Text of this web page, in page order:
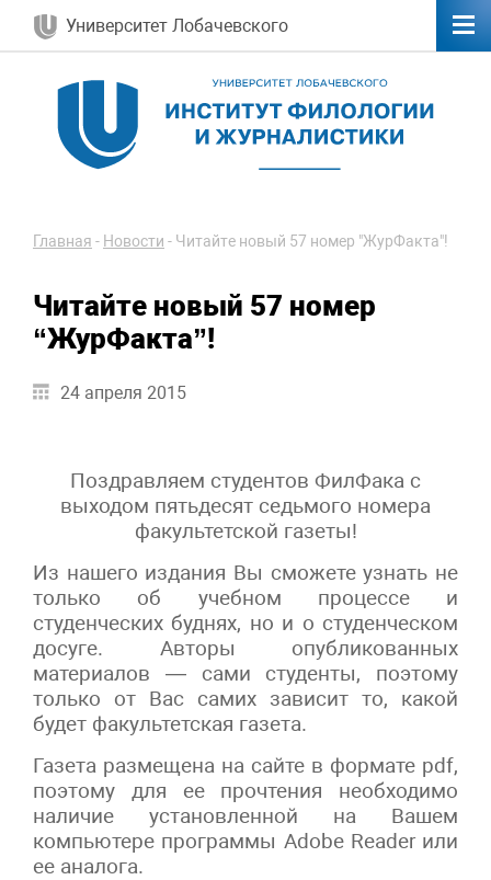
Университет Лобачевского
Главная - Новости - Читайте новый 57 номер "ЖурФакта"!
Читайте новый 57 номер
“ЖурФакта”!
24 апреля 2015
Поздравляем студентов ФилФака с
выходом пятьдесят седьмого номера
факультетской газеты!
Из нашего издания Вы сможете узнать не
только об учебном процессе и
студенческих буднях, но и о студенческом
досуге. Авторы опубликованных
материалов — сами студенты, поэтому
только от Вас самих зависит то, какой
будет факультетская газета.
Газета размещена на сайте в формате pdf,
поэтому для ее прочтения необходимо
наличие установленной на Вашем
компьютере программы Adobe Reader или
ее аналога.